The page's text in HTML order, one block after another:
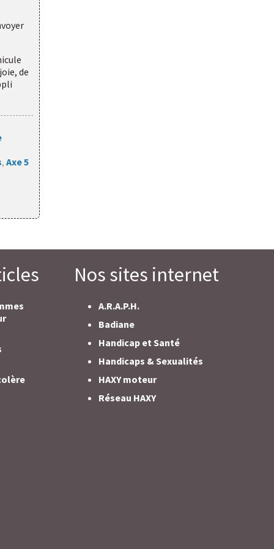
de
, Axe 5
Nos sites internet
A.R.A.P.H.
Badiane
Handicap et Santé
Handicaps & Sexualités
HAXY moteur
Réseau HAXY